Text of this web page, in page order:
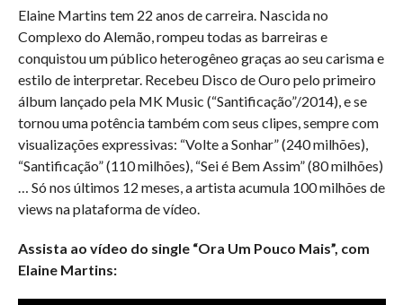
Elaine Martins tem 22 anos de carreira. Nascida no
Complexo do Alemão, rompeu todas as barreiras e
conquistou um público heterogêneo graças ao seu carisma e
estilo de interpretar. Recebeu Disco de Ouro pelo primeiro
álbum lançado pela MK Music (“Santificação”/2014), e se
tornou uma potência também com seus clipes, sempre com
visualizações expressivas: “Volte a Sonhar” (240 milhões),
“Santificação” (110 milhões), “Sei é Bem Assim” (80 milhões)
… Só nos últimos 12 meses, a artista acumula 100 milhões de
views na plataforma de vídeo.
Assista ao vídeo do single “Ora Um Pouco Mais”, com
Elaine Martins: